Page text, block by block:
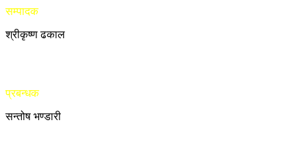
सम्पादक
श्रीकृष्ण ढकाल
प्रबन्धक
सन्तोष भण्डारी